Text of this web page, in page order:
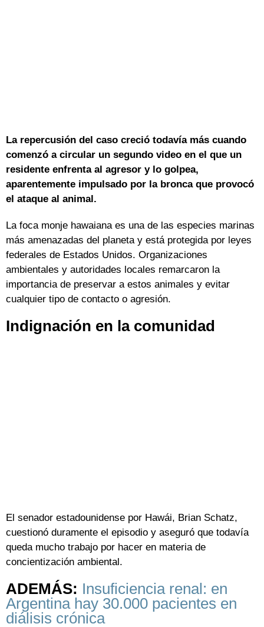
La repercusión del caso creció todavía más cuando
comenzó a circular un segundo video en el que un
residente enfrenta al agresor y lo golpea,
aparentemente impulsado por la bronca que provocó
el ataque al animal.
La foca monje hawaiana es una de las especies marinas
más amenazadas del planeta y está protegida por leyes
federales de Estados Unidos. Organizaciones
ambientales y autoridades locales remarcaron la
importancia de preservar a estos animales y evitar
cualquier tipo de contacto o agresión.
Indignación en la comunidad
El senador estadounidense por Hawái, Brian Schatz,
cuestionó duramente el episodio y aseguró que todavía
queda mucho trabajo por hacer en materia de
concientización ambiental.
ADEMÁS: Insuficiencia renal: en
Argentina hay 30.000 pacientes en
diálisis crónica